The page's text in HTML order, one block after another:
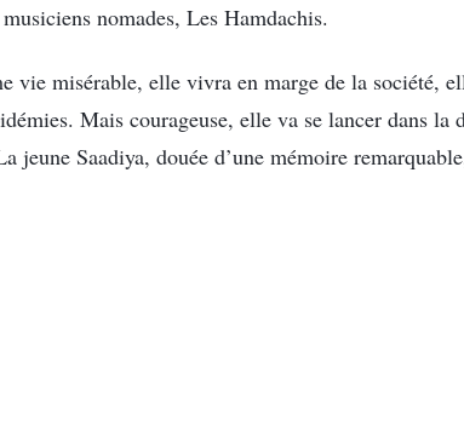
nomades, Les Hamdachis.
vie misérable, elle vivra en marge de la société,
Mais courageuse, elle va se lancer dans la
jeune Saadiya, douée d’une mémoire